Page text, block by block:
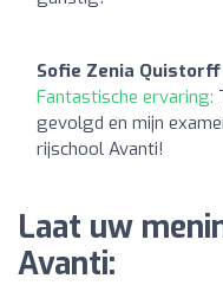
Sofie Zenia Quistorff
Fantastische ervaring:
gevolgd en mijn
rijschool Avanti!
Laat uw
Avanti: